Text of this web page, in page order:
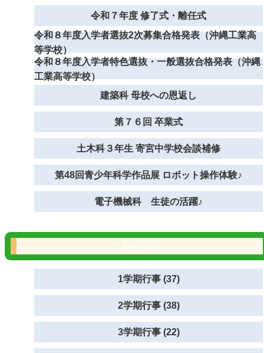
令和７年度 修了式・離任式
令和８年度入学者選抜2次募集合格発表（沖縄工業高
等学校）
令和８年度入学者特色選抜・一般選抜合格発表（沖縄
工業高等学校）
建築科 母校への恩返し
第７６回 卒業式
土木科３年生 寄宮中学校会談補修
第48回青少年科学作品展 ロボット操作体験♪
電子機械科 生徒の活躍♪
1学期行事 (37)
2学期行事 (38)
3学期行事 (22)